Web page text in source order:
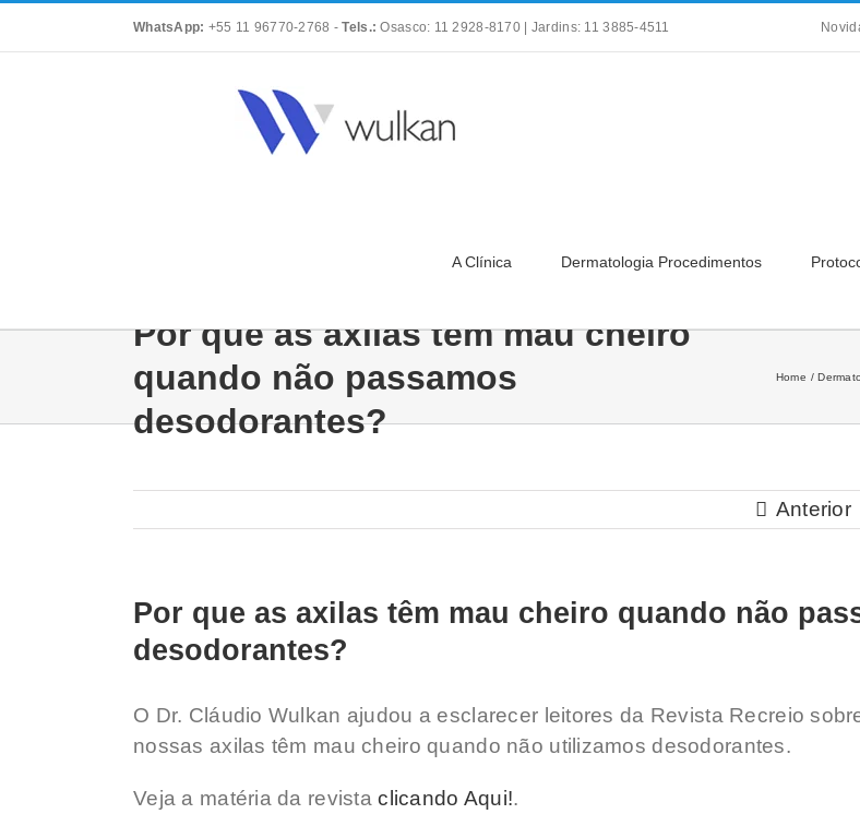
WhatsApp: +55 11 96770-2768 -Tels.: Osasco: 11 2928-8170 | Jardins: 11 3885-4511
A Clínica Dermatologia Procedimentos
Por que as axilas têm mau cheiro
quando não passamos
desodorantes?
Home
Anterior
Por que as axilas têm mau cheiro quando não
desodorantes?
O Dr. Cláudio Wulkan ajudou a esclarecer leitores da Revista Recreio
nossas axilas têm mau cheiro quando não utilizamos desodorantes.
Veja a matéria da revistaclicando Aqui!.